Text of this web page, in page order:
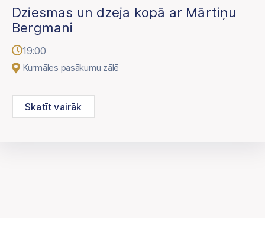
Dziesmas un dzeja kopā ar Mārtiņu
Bergmani
19:00
Kurmāles pasākumu zālē
Skatīt vairāk